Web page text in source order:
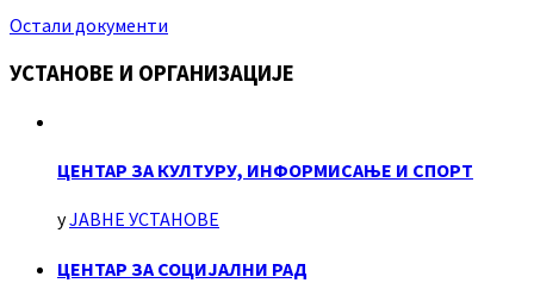
Остали документи
УСТАНОВЕ И ОРГАНИЗАЦИЈЕ
ЦЕНТАР ЗА КУЛТУРУ, ИНФОРМИСАЊЕ И СПОРТ
уЈАВНЕ УСТАНОВЕ
ЦЕНТАР ЗА СОЦИЈАЛНИ РАД